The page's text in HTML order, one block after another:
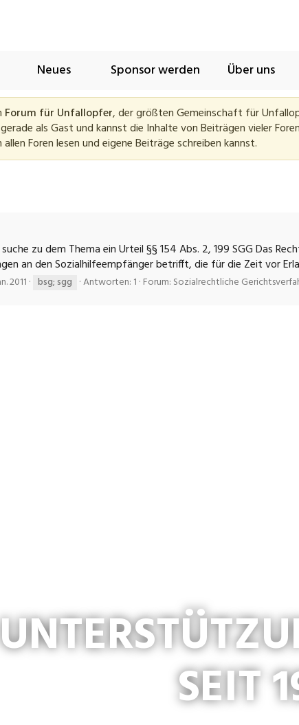
Neues Sponsor werden Über uns
Forum für Unfallopfer, der größten Gemeinschaft für
als Gast und kannst die Inhalte von Beiträgen vieler
Foren lesen und eigene Beiträge schreiben kannst.
zu dem Thema ein Urteil §§ 154 Abs. 2, 199 SGG Das
an den Sozialhilfeempfänger betrifft, die für die Zeit vor
2011 bsg;sgg Antworten: 1 Forum: Sozialrechtliche
SEIT